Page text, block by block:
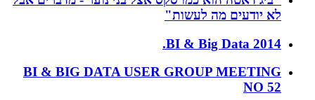
לא יודעים מה לעשות"
BI & Big Data 2014.
BI & BIG DATA USER GROUP MEETING
NO 52